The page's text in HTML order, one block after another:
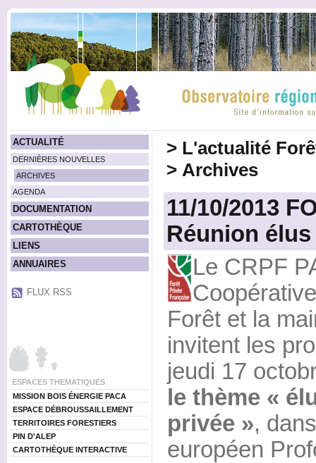
ACTUALITÉ
DERNIÈRES NOUVELLES
ARCHIVES
AGENDA
DOCUMENTATION
CARTOTHÈQUE
LIENS
ANNUAIRES
FLUX RSS
ESPACES THEMATIQUES
MISSION BOIS ÉNERGIE PACA
ESPACE DÉBROUSSAILLEMENT
TERRITOIRES FORESTIERS
PIN D'ALEP
CARTOTHÈQUE INTERACTIVE
> L'actualité
> Archives
11/10/2013
Réunion
Le CRPF
Forêt et la
invitent les
jeudi 17
le thème «
privée »,
européen